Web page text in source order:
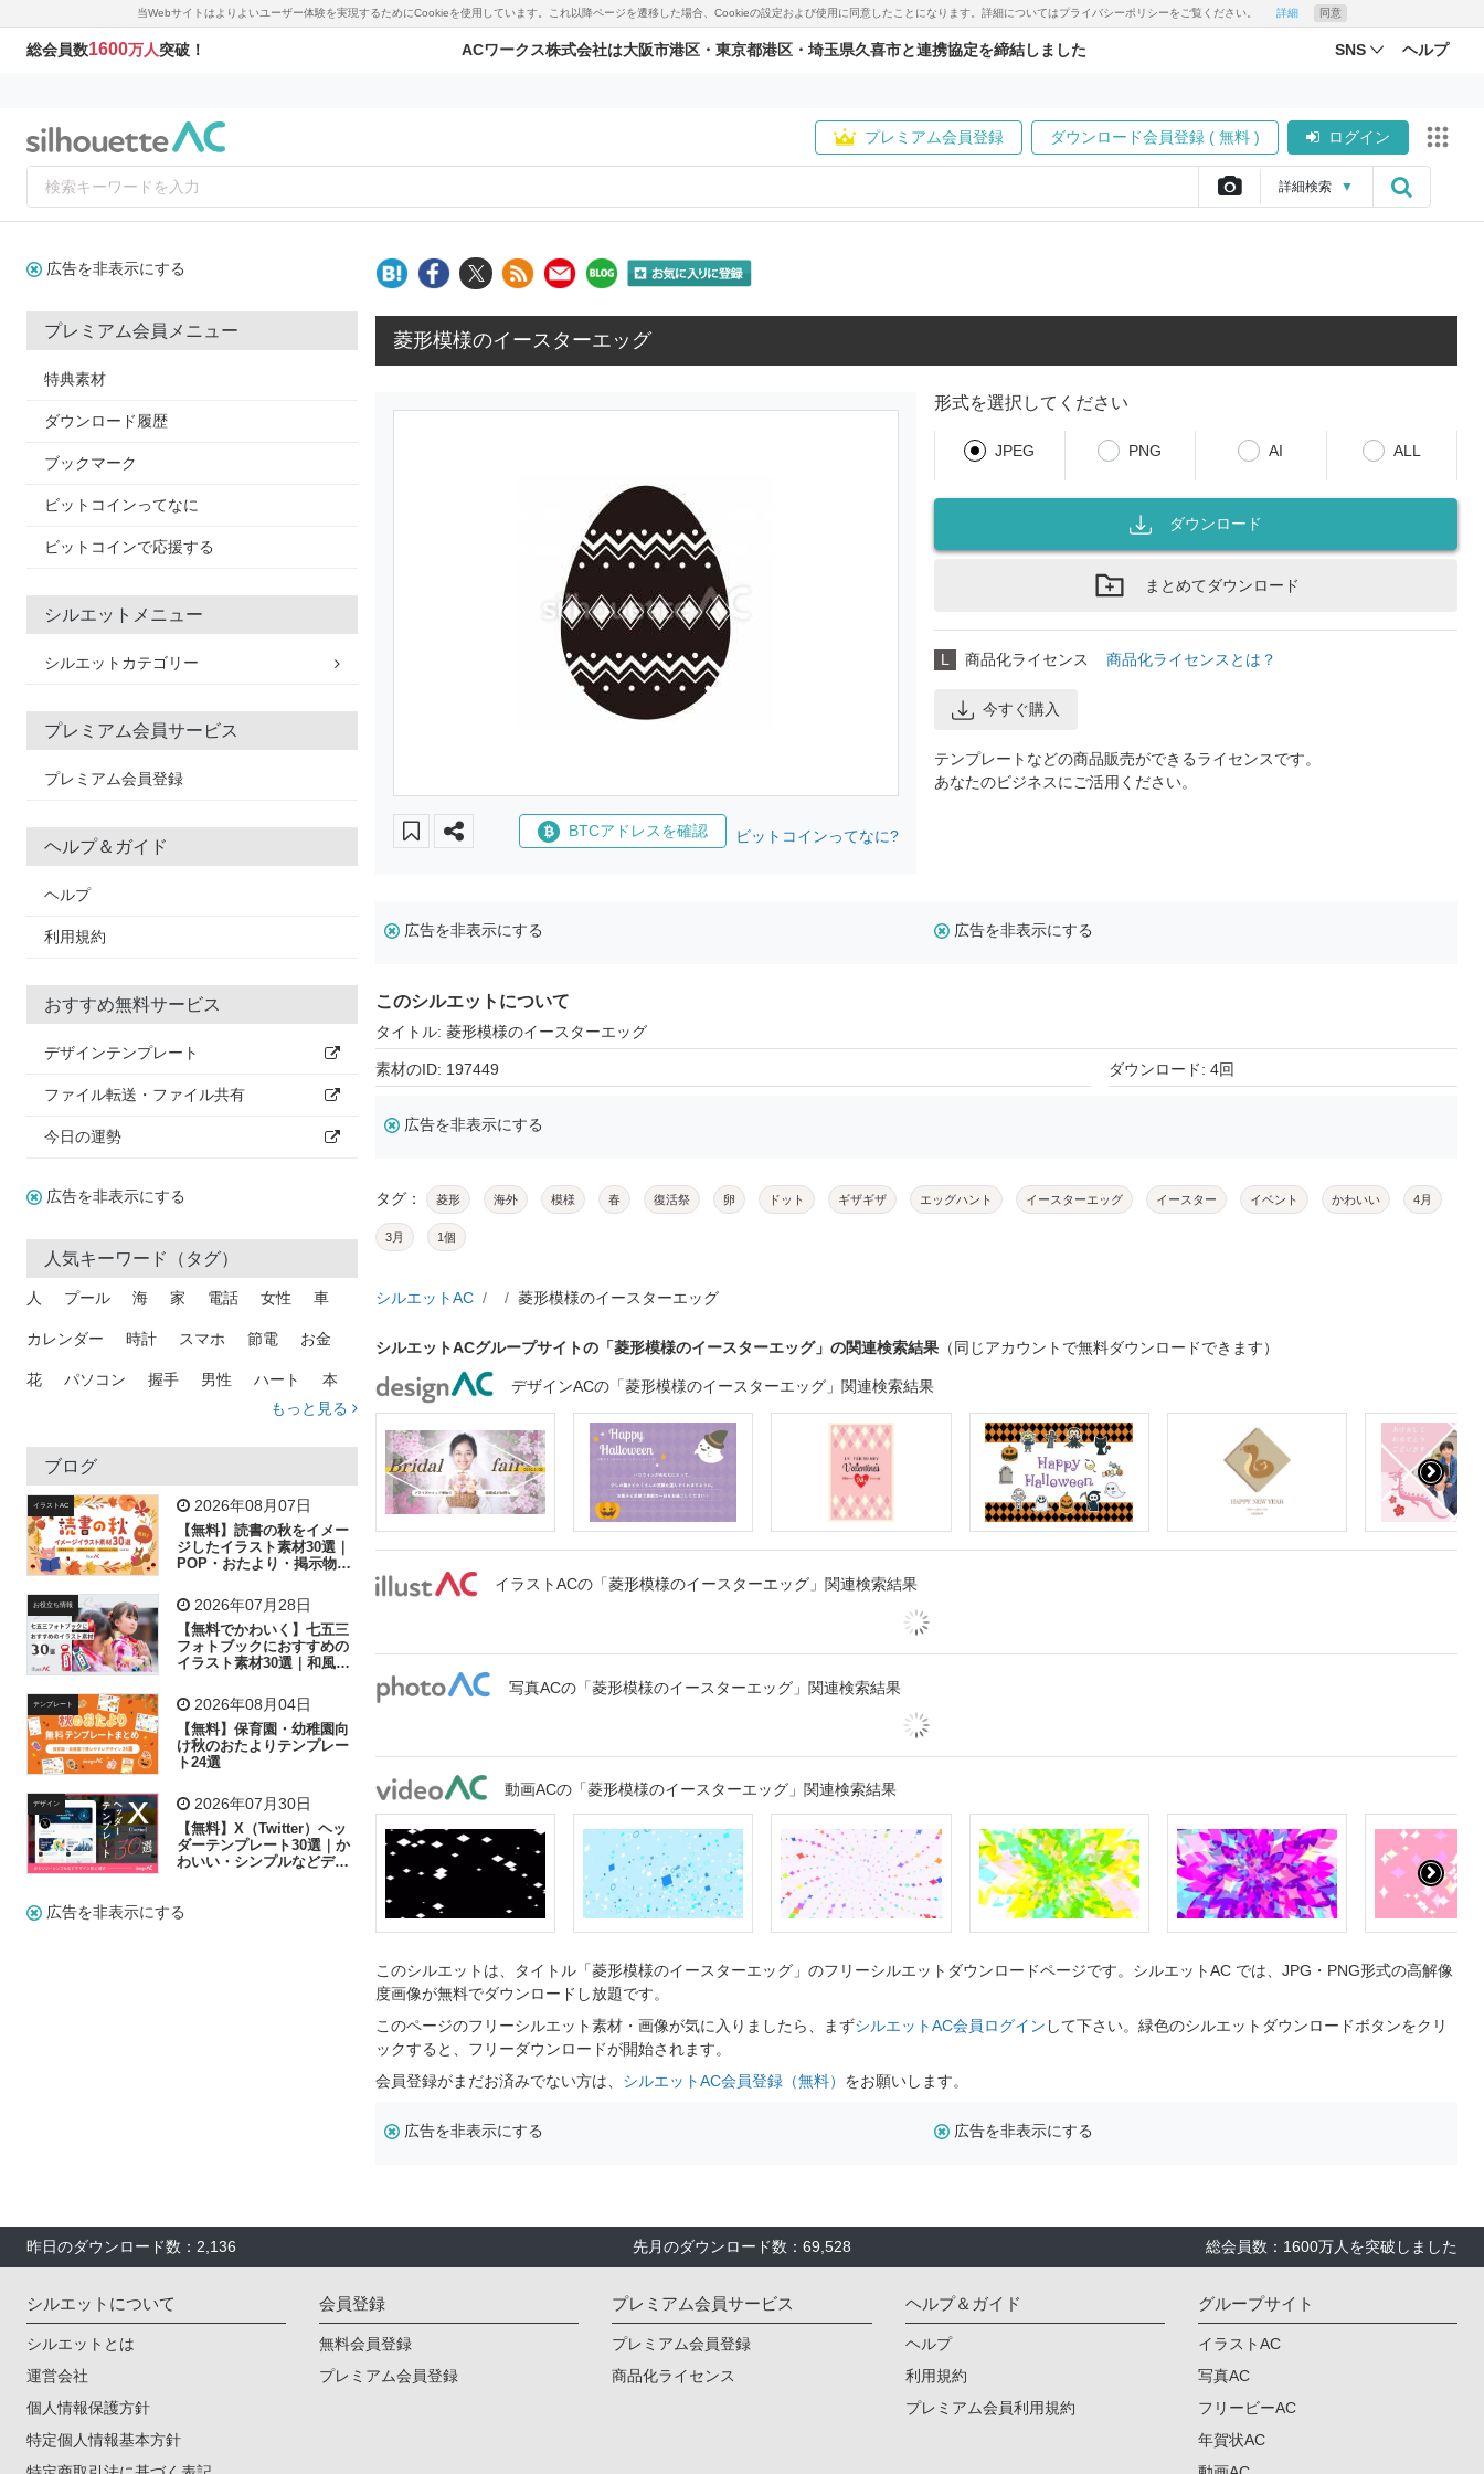
当Webサイトはよりよいユーザー体験を実現するためにCookieを使用しています。これ以降ページを遷移した場合、Cookieの設定および使用に同意したことになります。詳細についてはプライバシーポリシーをご覧ください。 詳細 同意
総会員数1600万人突破！ ACワークス株式会社は大阪市港区・東京都港区・埼玉県久喜市と連携協定を締結しました SNS ヘルプ
プレミアム会員登録 ダウンロード会員登録 ( 無料 ) ログイン
詳細検索 ▼
広告を非表示にする
プレミアム会員メニュー
特典素材
ダウンロード履歴
ブックマーク
ビットコインってなに
ビットコインで応援する
シルエットメニュー
シルエットカテゴリー
プレミアム会員サービス
プレミアム会員登録
ヘルプ＆ガイド
ヘルプ
利用規約
おすすめ無料サービス
デザインテンプレート
ファイル転送・ファイル共有
今日の運勢
広告を非表示にする
人気キーワード（タグ）
人 プール 海 家 電話 女性 車
カレンダー 時計 スマホ 節電 お金
花 パソコン 握手 男性 ハート 本
トラック 木
吹き出し
飛行機 グラフ ビル 魚 家族 書類
歩く 工場 会社 太陽 キラキラ
子供 作業員 葉 相談 ピクトグラム
もっと見る
ブログ
イラストAC 2026年08月07日
【無料】読書の秋をイメー
ジしたイラスト素材30選｜
POP・おたより・掲示物に
お役立ち情報 2026年07月28日
【無料でかわいく】七五三
フォトブックにおすすめの
イラスト素材30選｜和風の
テンプレート 2026年08月04日
【無料】保育園・幼稚園向
け秋のおたよりテンプレー
ト24選
デザイン 2026年07月30日
【無料】X（Twitter）ヘッ
ダーテンプレート30選｜か
わいい・シンプルなどデザ
広告を非表示にする
菱形模様のイースターエッグ
BTCアドレスを確認 ビットコインってなに?
形式を選択してください
JPEG PNG AI ALL
ダウンロード
まとめてダウンロード
L 商品化ライセンス 商品化ライセンスとは？
今すぐ購入
テンプレートなどの商品販売ができるライセンスです。
あなたのビジネスにご活用ください。
広告を非表示にする 広告を非表示にする
このシルエットについて
タイトル: 菱形模様のイースターエッグ
素材のID: 197449 ダウンロード: 4回
広告を非表示にする
タグ： 菱形 海外 模様 春 復活祭 卵 ドット ギザギザ エッグハント イースターエッグ イースター イベント かわいい 4月
3月 1個
シルエットAC 菱形模様のイースターエッグ
シルエットACグループサイトの「菱形模様のイースターエッグ」の関連検索結果 （同じアカウントで無料ダウンロードできます）
デザインACの「菱形模様のイースターエッグ」関連検索結果
イラストACの「菱形模様のイースターエッグ」関連検索結果
写真ACの「菱形模様のイースターエッグ」関連検索結果
動画ACの「菱形模様のイースターエッグ」関連検索結果
このシルエットは、タイトル「菱形模様のイースターエッグ」のフリーシルエットダウンロードページです。シルエットAC では、JPG・PNG形式の高解像
度画像が無料でダウンロードし放題です。
このページのフリーシルエット素材・画像が気に入りましたら、まずシルエットAC会員ログイン して下さい。緑色のシルエットダウンロードボタンをクリ
ックすると、フリーダウンロードが開始されます。
会員登録がまだお済みでない方は、 シルエットAC会員登録（無料） をお願いします。
広告を非表示にする 広告を非表示にする
昨日のダウンロード数：2,136 先月のダウンロード数：69,528 総会員数：1600万人を突破しました
シルエットについて
シルエットとは
運営会社
個人情報保護方針
特定個人情報基本方針
会員登録
無料会員登録
プレミアム会員登録
プレミアム会員サービス
プレミアム会員登録
商品化ライセンス
ヘルプ＆ガイド
ヘルプ
利用規約
プレミアム会員利用規約
グループサイト
イラストAC
写真AC
フリービーAC
年賀状AC